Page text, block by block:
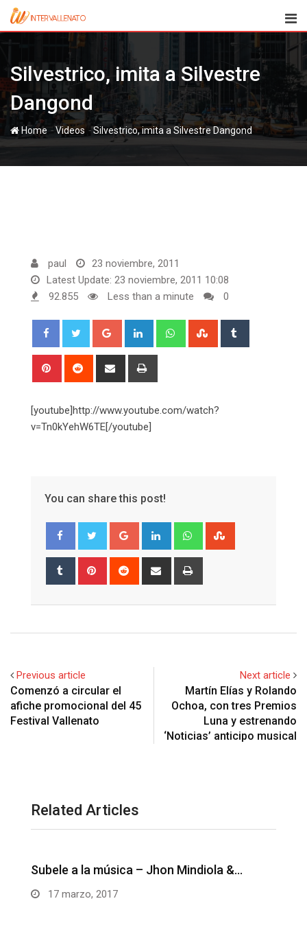
Skip
content
Silvestrico, imita a Silvestre
Dangond
Home -Videos-Silvestrico, imita a Silvestre Dangond
paul
23 noviembre, 2011
Latest Update: 23 noviembre, 2011 10:08
92.855
Less than a minute 0
Google+ LinkedIn WhatsappStumbleUpon
Pinterest Reddit
Share
[youtube]http://www.youtube.com/watch?
v=Tn0kYehW6TE[/youtube]
You can share this post!
Google+ LinkedIn Whatsapp
Tumblr Pinterest Reddit
Share
Previous article
Comenzó a circular el
afiche promocional del 45
Festival Vallenato
Next article
Martín Elías y Rolando
Ochoa, con tres Premios
Luna y estrenando
‘Noticias’ anticipo musical
Related Articles
Unos besitos ricos – Juanse Rivero y
Juank…